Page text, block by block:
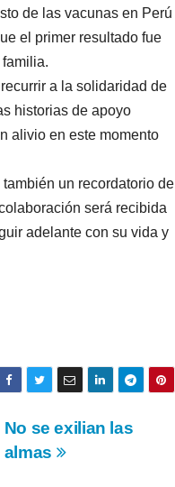
de las vacunas en Perú
el primer resultado fue
a la solidaridad de
historias de apoyo
alivio en este momento
un recordatorio de
será recibida
adelante con su vida y
No se exilian las
almas